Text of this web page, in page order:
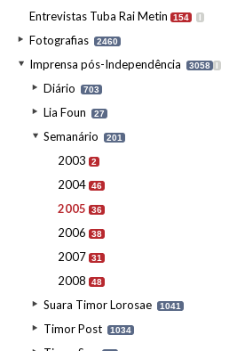
Entrevistas Tuba Rai Metin 154 I
Fotografias 2460
Imprensa pós-Independência 3058 I
Diário 703
Lia Foun 27
Semanário 201
2003 2
2004 46
2005 36
2006 38
2007 31
2008 48
Suara Timor Lorosae 1041
Timor Post 1034